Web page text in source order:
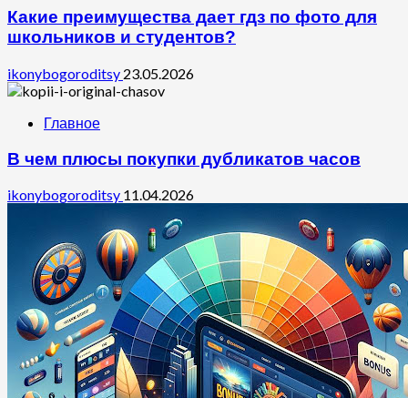
Какие преимущества дает гдз по фото для
школьников и студентов?
ikonybogoroditsy 23.05.2026
Главное
В чем плюсы покупки дубликатов часов
ikonybogoroditsy 11.04.2026